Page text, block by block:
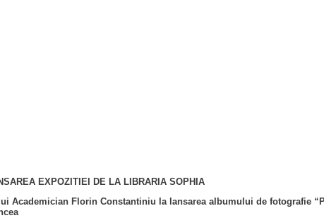
EXPOZITIEI DE LA LIBRARIA SOPHIA
Academician Florin Constantiniu la lansarea albumului de fotografie